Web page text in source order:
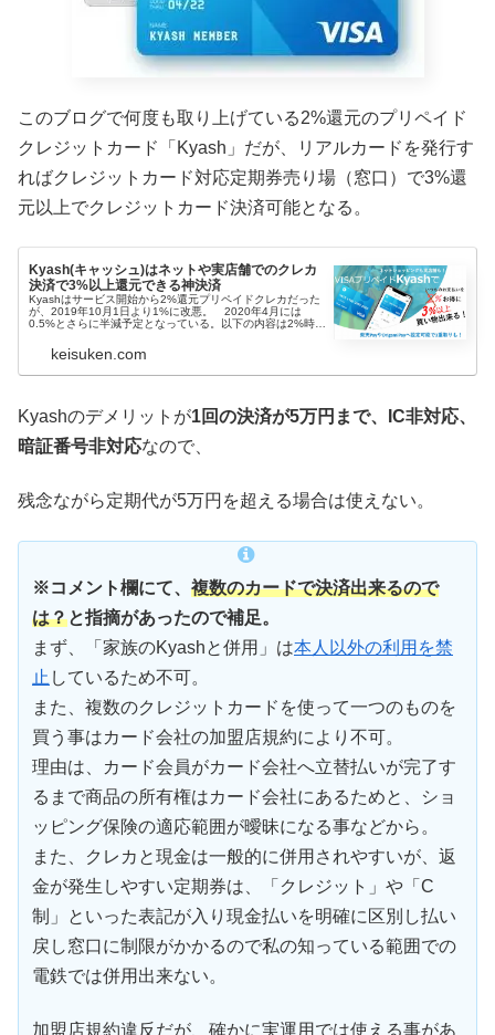
このブログで何度も取り上げている2%還元のプリペイド
クレジットカード「Kyash」だが、リアルカードを発行す
ればクレジットカード対応定期券売り場（窓口）で3%還
元以上でクレジットカード決済可能となる。
Kyash(キャッシュ)はネットや実店舗でのクレカ
決済で3%以上還元できる神決済
Kyashはサービス開始から2%還元プリペイドクレカだった
が、2019年10月1日より1%に改悪。 2020年4月には
0.5%とさらに半減予定となっている。以下の内容は2%時代
ジットカード...
keisuken.com
Kyashのデメリットが1回の決済が5万円まで、IC非対応、
暗証番号非対応なので、
残念ながら定期代が5万円を超える場合は使えない。
※コメント欄にて、 複数のカードで決済出来るので
は？と指摘があったので補足。
まず、「家族のKyashと併用」は本人以外の利用を禁
止 しているため不可。
また、複数のクレジットカードを使って一つのものを
買う事はカード会社の加盟店規約により不可。
理由は、カード会員がカード会社へ立替払いが完了す
るまで商品の所有権はカード会社にあるためと、ショ
ッピング保険の適応範囲が曖昧になる事などから。
また、クレカと現金は一般的に併用されやすいが、返
金が発生しやすい定期券は、「クレジット」や「C
制」といった表記が入り現金払いを明確に区別し払い
戻し窓口に制限がかかるので私の知っている範囲での
電鉄では併用出来ない。
加盟店規約違反だが、確かに実運用では使える事があ